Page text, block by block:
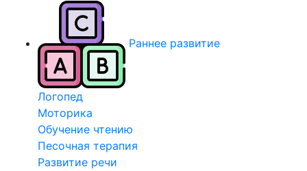
Раннее развитие
Логопед
Моторика
Обучение чтению
Песочная терапия
Развитие речи